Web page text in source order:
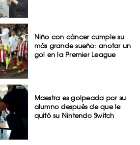
Niño con cáncer cumple su
más grande sueño: anotar un
gol en la Premier League
Maestra es golpeada por su
alumno después de que le
quitó su Nintendo Switch